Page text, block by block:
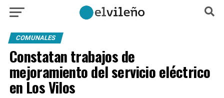
COMUNALES
Constatan trabajos de
mejoramiento del servicio eléctrico
en Los Vilos